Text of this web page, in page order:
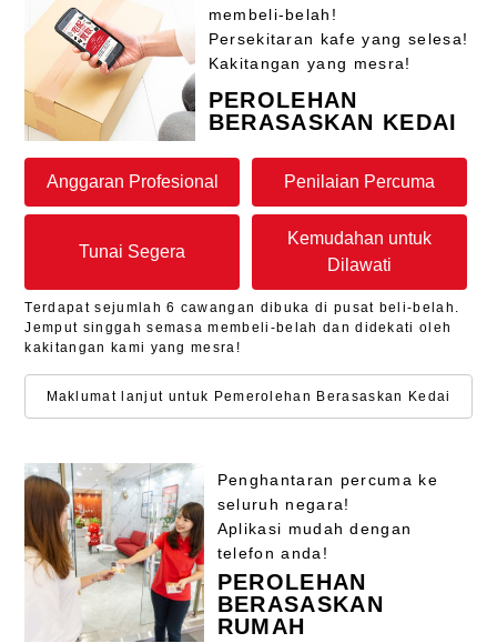
membeli-belah!
Persekitaran kafe yang selesa!
Kakitangan yang mesra!
PEROLEHAN
BERASASKAN KEDAI
Anggaran Profesional Penilaian Percuma
Tunai Segera
Kemudahan untuk
Dilawati
Terdapat sejumlah 6 cawangan dibuka di pusat beli-belah.
Jemput singgah semasa membeli-belah dan didekati oleh
kakitangan kami yang mesra!
Maklumat lanjut untuk Pemerolehan Berasaskan Kedai
Penghantaran percuma ke
seluruh negara!
Aplikasi mudah dengan
telefon anda!
PEROLEHAN
BERASASKAN
RUMAH